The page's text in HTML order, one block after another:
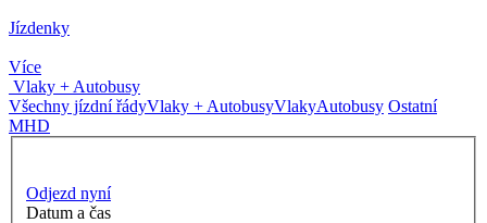
Jízdenky
Více
Vlaky + Autobusy
Všechny jízdní řádyVlaky + AutobusyVlakyAutobusy Ostatní
MHD
Odjezd nyní
Datum a čas